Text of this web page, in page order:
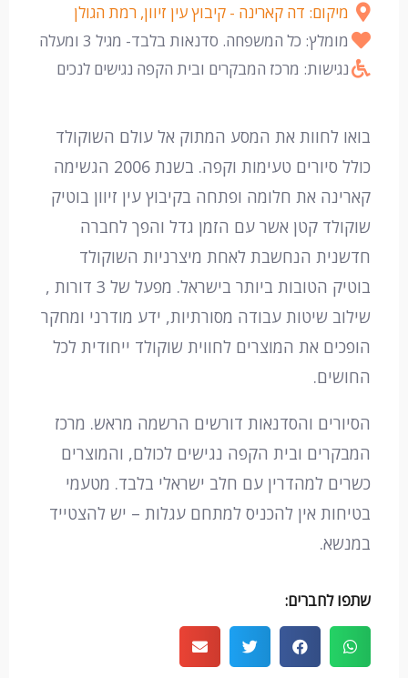
מיקום: דה קארינה - קיבוץ עין זיוון, רמת הגולן
מומלץ: כל המשפחה. סדנאות בלבד- מגיל 3 ומעלה
נגישות: מרכז המבקרים ובית הקפה נגישים לנכים
בואו לחוות את המסע המתוק אל עולם השוקולד
כולל סיורים טעימות וקפה. בשנת 2006 הגשימה
קארינה את חלומה ופתחה בקיבוץ עין זיוון בוטיק
שוקולד קטן אשר עם הזמן גדל והפך לחברה
חדשנית הנחשבת לאחת מיצרניות השוקולד
בוטיק הטובות ביותר בישראל. מפעל של 3 דורות ,
שילוב שיטות עבודה מסורתיות, ידע מודרני ומחקר
הופכים את המוצרים לחווית שוקולד ייחודית לכל
החושים.
הסיורים והסדנאות דורשים הרשמה מראש. מרכז
המבקרים ובית הקפה נגישים לכולם, והמוצרים
כשרים למהדרין עם חלב ישראלי בלבד. מטעמי
בטיחות אין להכניס למתחם עגלות – יש להצטייד
במנשא.
שתפו לחברים: